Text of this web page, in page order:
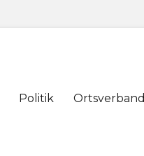
Politik Ortsverband